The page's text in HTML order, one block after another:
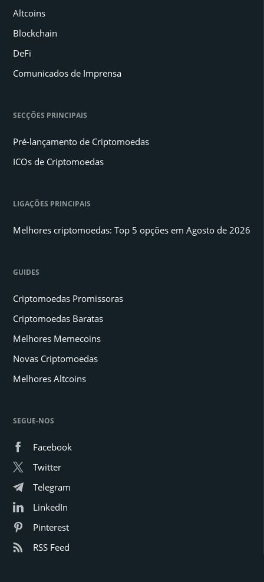
Altcoins
Blockchain
DeFi
Comunicados de Imprensa
SECÇÕES PRINCIPAIS
Pré-lançamento de Criptomoedas
ICOs de Criptomoedas
LIGAÇÕES PRINCIPAIS
Melhores criptomoedas: Top 5 opções em Agosto de 2026
GUIDES
Criptomoedas Promissoras
Criptomoedas Baratas
Melhores Memecoins
Novas Criptomoedas
Melhores Altcoins
SEGUE-NOS
Facebook
Twitter
Telegram
LinkedIn
Pinterest
RSS Feed